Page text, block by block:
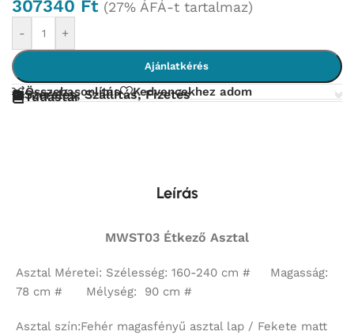
307340 Ft (27% ÁFÁ-t tartalmaz)
- +
Ajánlatkérés
Összehasonlítás Kedvencekhez adom
Szerelés, Szállítás, Fizetés
Tudástár
Leírás
MWST03 Étkező Asztal
Asztal Méretei: Szélesség: 160-240 cm # Magasság:
78 cm # Mélység: 90 cm #
Asztal szín:Fehér magasfényű asztal lap / Fekete matt